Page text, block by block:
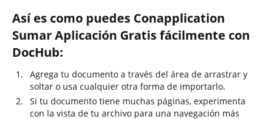
Así es como puedes Conapplication
Sumar Aplicación Gratis fácilmente con
DocHub:
Agrega tu documento a través del área de arrastrar y
soltar o usa cualquier otra forma de importarlo.
Si tu documento tiene muchas páginas, experimenta
con la vista de tu archivo para una navegación más